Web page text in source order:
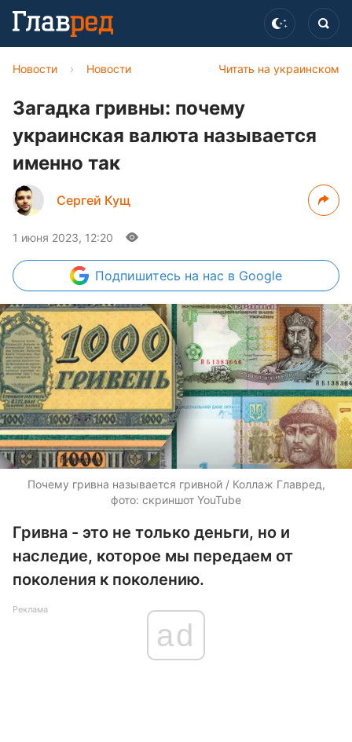
Читать на украинском
Новости › Новости
Загадка гривны: почему
украинская валюта называется
именно так
Сергей Кущ
1 июня 2023, 12:20
Подпишитесь на нас в Google
Почему гривна называется гривной / Коллаж Главред,
фото: скриншот YouTube
Гривна - это не только деньги, но и
наследие, которое мы передаем от
поколения к поколению.
Реклама
ad